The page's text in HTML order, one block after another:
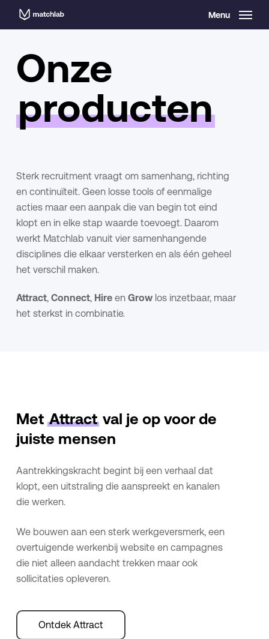
content
Menu
Onze
producten
Sterk recruitment vraagt om samenhang, richting
en continuïteit. Geen losse tools of eenmalige
acties maar een aanpak die van begin tot eind
klopt en in elke stap waarde toevoegt. Daarom
werkt Matchlab vanuit vier samenhangende
disciplines die elkaar versterken en als één geheel
het verschil maken.
Attract,Connect, Hire enGrow los inzetbaar, maar
het sterkst in combinatie.
MetAttract val je op voor de
juiste mensen
Aantrekkingskracht begint bij een verhaal dat
klopt, een uitstraling die aanspreekt en kanalen
die werken.
We bouwen aan een sterk werkgeversmerk, een
overtuigende werkenbij website en campagnes
die niet alleen aandacht trekken maar ook
sollicitaties opleveren.
Ontdek Attract